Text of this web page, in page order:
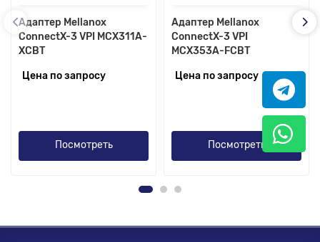
Адаптер Mellanox
ConnectX-3 VPI MCX311A-
XCBT
Цена по запросу
Посмотреть
Адаптер Mellanox
ConnectX-3 VPI
MCX353A-FCBT
Цена по запросу
Посмотреть